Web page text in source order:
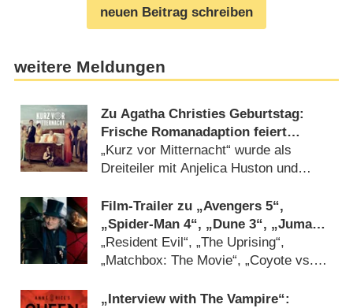
neuen Beitrag schreiben
weitere Meldungen
Zu Agatha Christies Geburtstag:
Frische Romanadaption feiert
Deutschlandpremiere
„Kurz vor Mitternacht“ wurde als
Dreiteiler mit Anjelica Huston und
Film-Trailer zu „Avengers 5“,
„Spider-Man 4“, „Dune 3“, „Jumanji
3“ und DC-Horror „Clayface“
„Resident Evil“, „The Uprising“,
„Matchbox: The Movie“, „Coyote vs.
(27.07.2026)
„Interview with The Vampire“: